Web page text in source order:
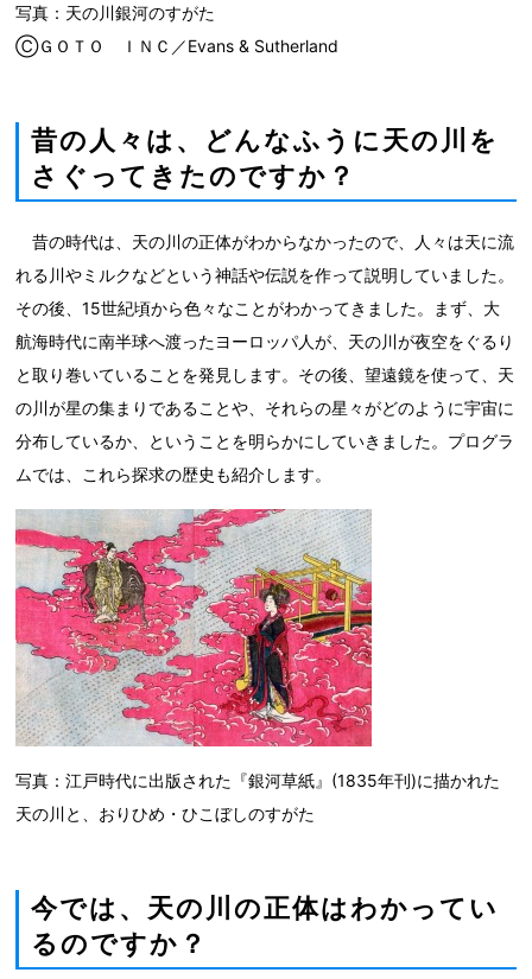
写真：天の川銀河のすがた
ⒸＧＯＴＯ ＩＮＣ／Evans & Sutherland
昔の人々は、どんなふうに天の川を
さぐってきたのですか？
昔の時代は、天の川の正体がわからなかったので、人々は天に流
れる川やミルクなどという神話や伝説を作って説明していました。
その後、15世紀頃から色々なことがわかってきました。まず、大
航海時代に南半球へ渡ったヨーロッパ人が、天の川が夜空をぐるり
と取り巻いていることを発見します。その後、望遠鏡を使って、天
の川が星の集まりであることや、それらの星々がどのように宇宙に
分布しているか、ということを明らかにしていきました。プログラ
ムでは、これら探求の歴史も紹介します。
写真：江戸時代に出版された『銀河草紙』(1835年刊)に描かれた
天の川と、おりひめ・ひこぼしのすがた
今では、天の川の正体はわかってい
るのですか？